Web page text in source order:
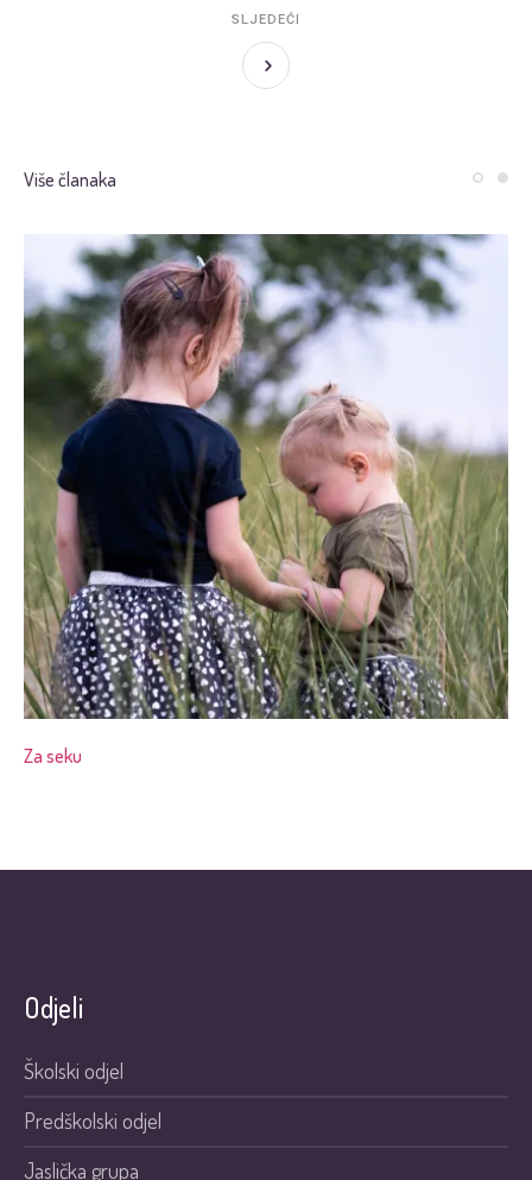
SLJEDEĆI
Više članaka
Za seku
Odjeli
Školski odjel
Predškolski odjel
Jaslička grupa